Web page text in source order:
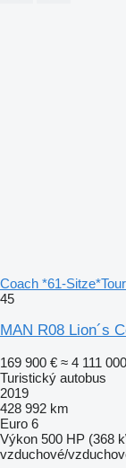
Coach *61-
45
MAN R08 Lion´s
169 900 € ≈ 4 111
Turistický autobus
2019
428 992 km
Euro 6
Výkon 500 HP (368
vzduchové/